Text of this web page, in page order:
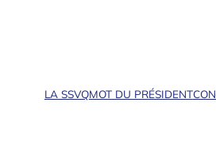
LA SSVQMOT DU PRÉSIDENT